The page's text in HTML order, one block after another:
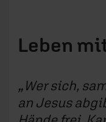
Leben
Wer sich,
an Jesus